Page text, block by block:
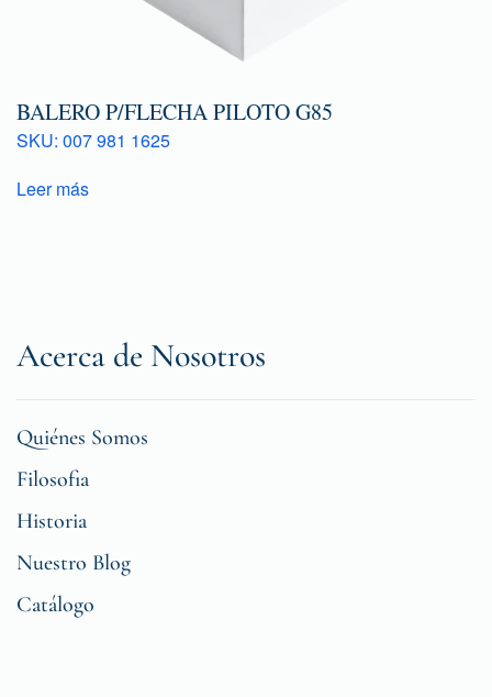
BALERO P/FLECHA PILOTO G85
SKU: 007 981 1625
Leer más
Acerca de Nosotros
Quiénes Somos
Filosofia
Historia
Nuestro Blog
Catálogo